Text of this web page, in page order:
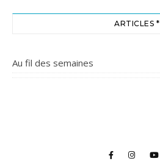
ARTICLES *
Au fil des semaines